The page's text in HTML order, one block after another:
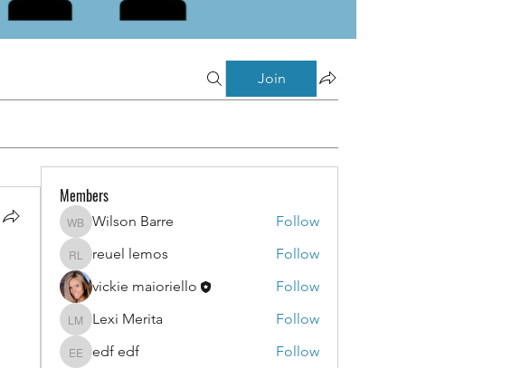
Join
Members
Wilson Barre
Wilson Barre Follow
reuel lemos
reuel lemos
Follow
vickie maioriello
Follow
Lexi Merita
Lexi Merita Follow
edf edfedf edf
Follow